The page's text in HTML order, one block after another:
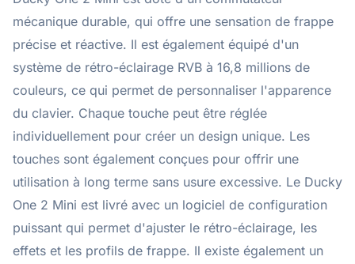
mécanique durable, qui offre une sensation de frappe
précise et réactive. Il est également équipé d'un
système de rétro-éclairage RVB à 16,8 millions de
couleurs, ce qui permet de personnaliser l'apparence
du clavier. Chaque touche peut être réglée
individuellement pour créer un design unique. Les
touches sont également conçues pour offrir une
utilisation à long terme sans usure excessive. Le Ducky
One 2 Mini est livré avec un logiciel de configuration
puissant qui permet d'ajuster le rétro-éclairage, les
effets et les profils de frappe. Il existe également un